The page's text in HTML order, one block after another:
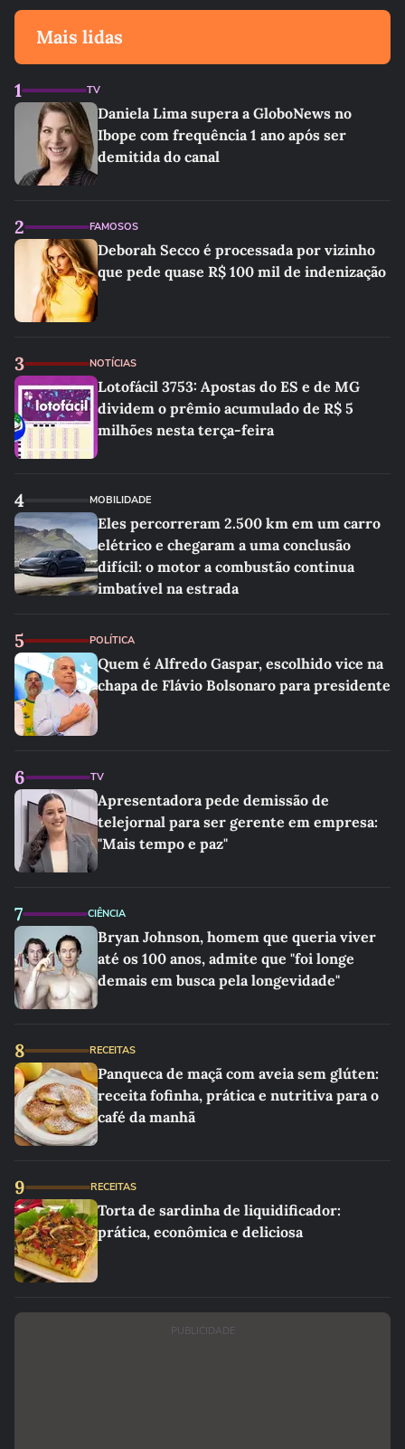
Mais lidas
1 TV
Daniela Lima supera a GloboNews no
Ibope com frequência 1 ano após ser
demitida do canal
2 FAMOSOS
Deborah Secco é processada por vizinho
que pede quase R$ 100 mil de indenização
3 NOTÍCIAS
Lotofácil 3753: Apostas do ES e de MG
dividem o prêmio acumulado de R$ 5
milhões nesta terça-feira
4 MOBILIDADE
Eles percorreram 2.500 km em um carro
elétrico e chegaram a uma conclusão
difícil: o motor a combustão continua
imbatível na estrada
5 POLÍTICA
Quem é Alfredo Gaspar, escolhido vice na
chapa de Flávio Bolsonaro para presidente
6 TV
Apresentadora pede demissão de
telejornal para ser gerente em empresa:
"Mais tempo e paz"
7 CIÊNCIA
Bryan Johnson, homem que queria viver
até os 100 anos, admite que "foi longe
demais em busca pela longevidade"
8 RECEITAS
Panqueca de maçã com aveia sem glúten:
receita fofinha, prática e nutritiva para o
café da manhã
9 RECEITAS
Torta de sardinha de liquidificador:
prática, econômica e deliciosa
PUBLICIDADE